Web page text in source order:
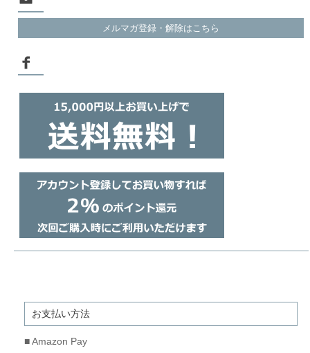
メルマガ登録・解除はこちら
お支払い方法
■ Amazon Pay